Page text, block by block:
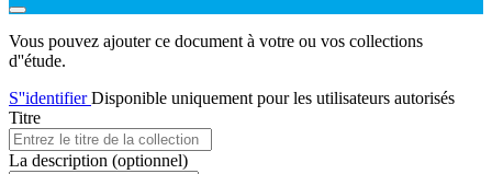
Vous pouvez ajouter ce document à votre ou vos collections
d''étude.
S''identifierDisponible uniquement pour les utilisateurs autorisés
Titre
La description (optionnel)